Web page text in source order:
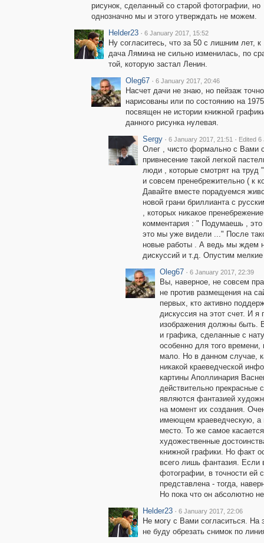
рисунок, сделанный со старой фотографии, но
однозначно мы и этого утверждать не можем.
Helder23 · 6 January 2017, 15:52
Ну согласитесь, что за 50 с лишним лет, к
дача Лямина не сильно изменилась, по
той, которую застал Ленин.
Oleg67 · 6 January 2017, 20:46
Насчет дачи не знаю, но пейзаж
нарисованы или по состоянию на
посвящен не истории книжной
данного рисунка нулевая.
Sergy · 6 January 2017, 21:51 · Edited 6
Олег , чисто формально с Вами
привнесение такой легкой
люди , которые смотрят на труд
и совсем пренебрежительно ( к
Давайте вместе порадуемся
новой грани бриллианта с
, которых никакое
комментария : " Подумаешь ,
это мы уже видели ..." После
новые работы . А ведь мы ждем
дискуссий и т.д. Опустим
Oleg67 · 6 January 2017, 22:39
Вы, наверное, не совсем
не против размещения на
первых, кто активно
дискуссия на этот счет. И
изображения должны быть.
и графика, сделанные с
особенно для того
мало. Но в данном случае,
никакой краеведческой
картины Аполлинария
действительно прекрасные
являются фантазией
на момент их создания.
имеющем краеведческую, а
место. То же самое
художественные
книжной графики. Но факт
всего лишь фантазия. Если
фотографии, в точности ей
представлена - тогда,
Но пока что он абсолютно
Helder23 · 6 January 2017, 22:06
Не могу с Вами согласиться. На
не буду обрезать снимок по